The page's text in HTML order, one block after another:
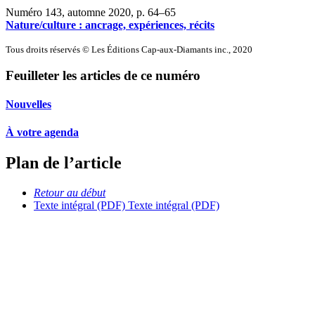
Numéro 143, automne 2020, p. 64–65
Nature/culture : ancrage, expériences, récits
Tous droits réservés © Les Éditions Cap-aux-Diamants inc., 2020
Feuilleter les articles de ce numéro
Nouvelles
À votre agenda
Plan de l’article
Retour au début
Texte intégral (PDF) Texte intégral (PDF)